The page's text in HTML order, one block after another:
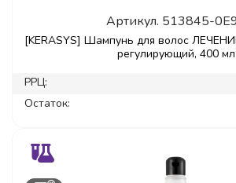
Артикул. 513845-
[KERASYS] Шампунь для волос
регулирующий, 400 мл
РРЦ:
Остаток: